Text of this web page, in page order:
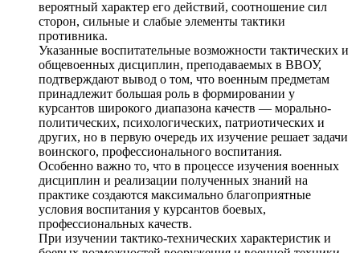
вероятный характер его действий, соотношение сил
сторон, сильные и слабые элементы тактики
противника.
Указанные воспитательные возможности тактических и
общевоенных дисциплин, преподаваемых в ВВОУ,
подтверждают вывод о том, что военным предметам
принадлежит большая роль в формировании у
курсантов широкого диапазона качеств — морально-
политических, психологических, патриотических и
других, но в первую очередь их изучение решает задачи
воинского, профессионального воспитания.
Особенно важно то, что в процессе изучения военных
дисциплин и реализации полученных знаний на
практике создаются максимально благоприятные
условия воспитания у курсантов боевых,
профессиональных качеств.
При изучении тактико-технических характеристик и